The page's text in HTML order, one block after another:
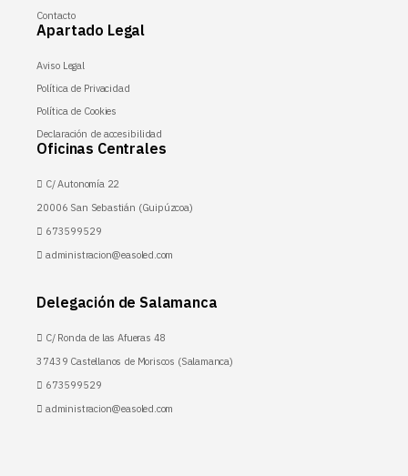
Contacto
Apartado Legal
Aviso Legal
Política de Privacidad
Política de Cookies
Declaración de accesibilidad
Oficinas Centrales
C/ Autonomía 22
20006 San Sebastián (Guipúzcoa)
673599529
administracion@easoled.com
Delegación de Salamanca
C/ Ronda de las Afueras 48
37439 Castellanos de Moriscos (Salamanca)
673599529
administracion@easoled.com